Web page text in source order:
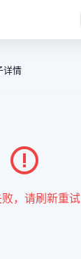
详情
，请刷新重试